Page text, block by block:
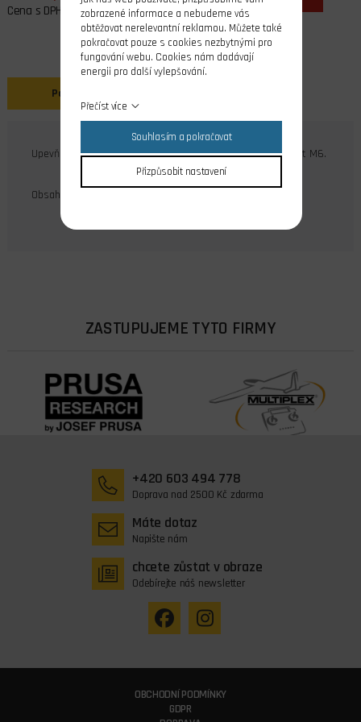
Cena s DPH
Popis
Upevňovací matice z hliníkové slitiny, montáž lepením, závit M6.
Obsah balení: 10 ks
ZASTUPUJEME TYTO FIRMY
+420 603 494 778
Doprava nad 2500 Kč zdarma
Máte dotaz
Napište nám
chcete zůstat v obraze
Odebírejte náš newsletter
OBCHODNÍ PODMÍNKY
GDPR
zobrazené informace a nebudeme vás
obtěžovat nerelevantní reklamou. Můžete také
pokračovat pouze s cookies nezbytnými pro
fungování webu. Cookies nám dodávají
energii pro další vylepšování.
Přečíst více
Souhlasím a pokračovat
Přizpůsobit nastavení